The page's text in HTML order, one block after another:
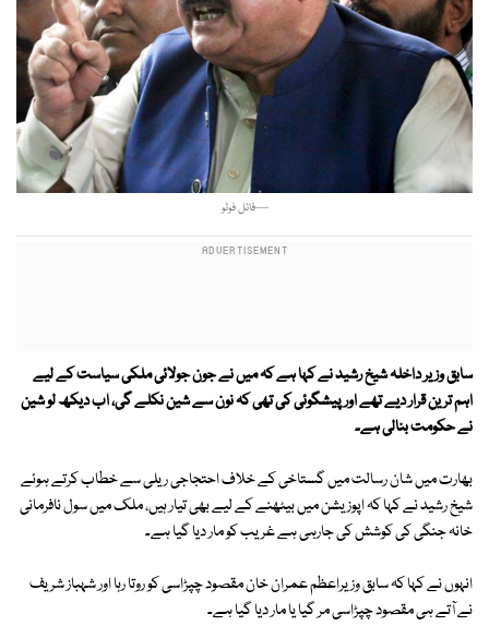
—فائل فوٹو
سابق وزیر داخلہ شیخ رشید نے کہا ہے کہ میں نے جون جولائی ملکی سیاست کے لیے
اہم ترین قرار دیے تھے اور پیشگوئی کی تھی کہ نون سے شین نکلے گی، اب دیکھ لو شین
نے حکومت بنالی ہے۔
بھارت میں شان رسالت میں گستاخی کے خلاف احتجاجی ریلی سے خطاب کرتے ہوئے
شیخ رشید نے کہا کہ اپوزیشن میں بیٹھنے کے لیے بھی تیار ہیں، ملک میں سول نافرمانی
خانہ جنگی کی کوشش کی جارہی ہے غریب کو مار دیا گیا ہے۔
انہوں نے کہا کہ سابق وزیراعظم عمران خان مقصود چپڑاسی کو روتا رہا اور شہباز شریف
نے آتے ہی مقصود چپڑاسی مر گیا یا مار دیا گیا ہے۔